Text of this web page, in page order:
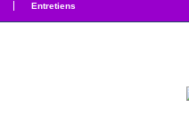
Entretiens